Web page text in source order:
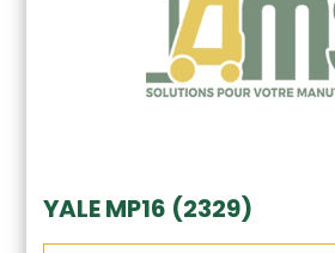
YALE MP16 (2329)